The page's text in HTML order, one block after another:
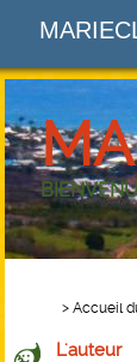
> Accueil
L'auteur